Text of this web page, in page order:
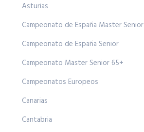
Asturias
Campeonato de España Master Senior
Campeonato de España Senior
Campeonato Master Senior 65+
Campeonatos Europeos
Canarias
Cantabria